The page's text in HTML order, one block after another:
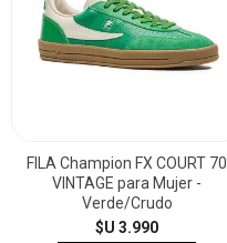
FILA Champion FX COURT 70
VINTAGE para Mujer -
Verde/Crudo
$U 3.990